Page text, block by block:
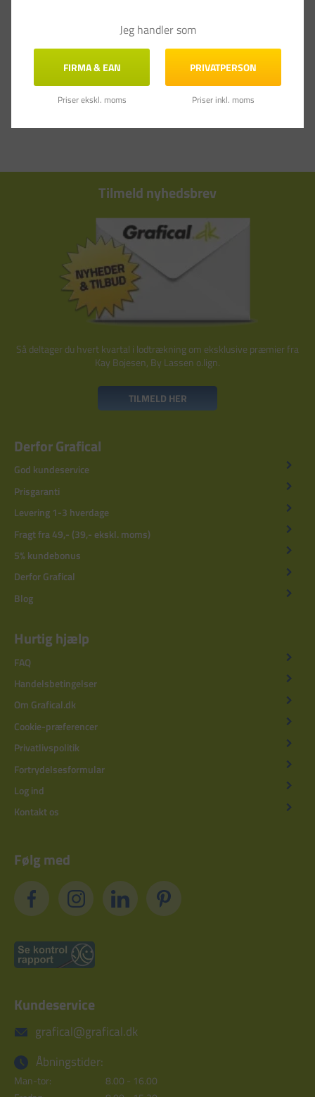
Tilmeld nyhedsbrev
Så deltager du hvert kvartal i lodtrækning om eksklusive præmier fra
Kay Bojesen, By Lassen o.lign.
TILMELD HER
Derfor Grafical
God kundeservice
Prisgaranti
Levering 1-3 hverdage
Fragt fra 49,- (39,- ekskl. moms)
5% kundebonus
Derfor Grafical
Blog
Hurtig hjælp
FAQ
Handelsbetingelser
Om Grafical.dk
Cookie-præferencer
Privatlivspolitik
Fortrydelsesformular
Log ind
Kontakt os
Følg med
Kundeservice
grafical@grafical.dk
Åbningstider:
Man-tor:
8.00 - 16.00
Jeg handler som
FIRMA & EAN
Priser ekskl. moms
PRIVATPERSON
Priser inkl. moms